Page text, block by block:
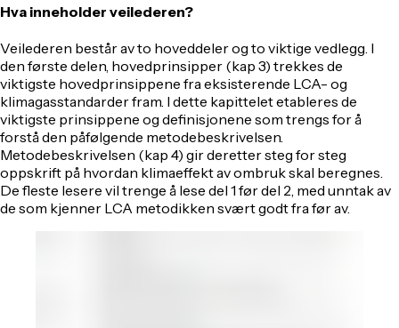
Hva inneholder veilederen?
Veilederen består av to hoveddeler og to viktige vedlegg. I
den første delen, hovedprinsipper (kap 3) trekkes de
viktigste hovedprinsippene fra eksisterende LCA- og
klimagasstandarder fram. I dette kapittelet etableres de
viktigste prinsippene og definisjonene som trengs for å
forstå den påfølgende metodebeskrivelsen.
Metodebeskrivelsen (kap 4) gir deretter steg for steg
oppskrift på hvordan klimaeffekt av ombruk skal beregnes.
De fleste lesere vil trenge å lese del 1 før del 2, med unntak av
de som kjenner LCA metodikken svært godt fra før av.